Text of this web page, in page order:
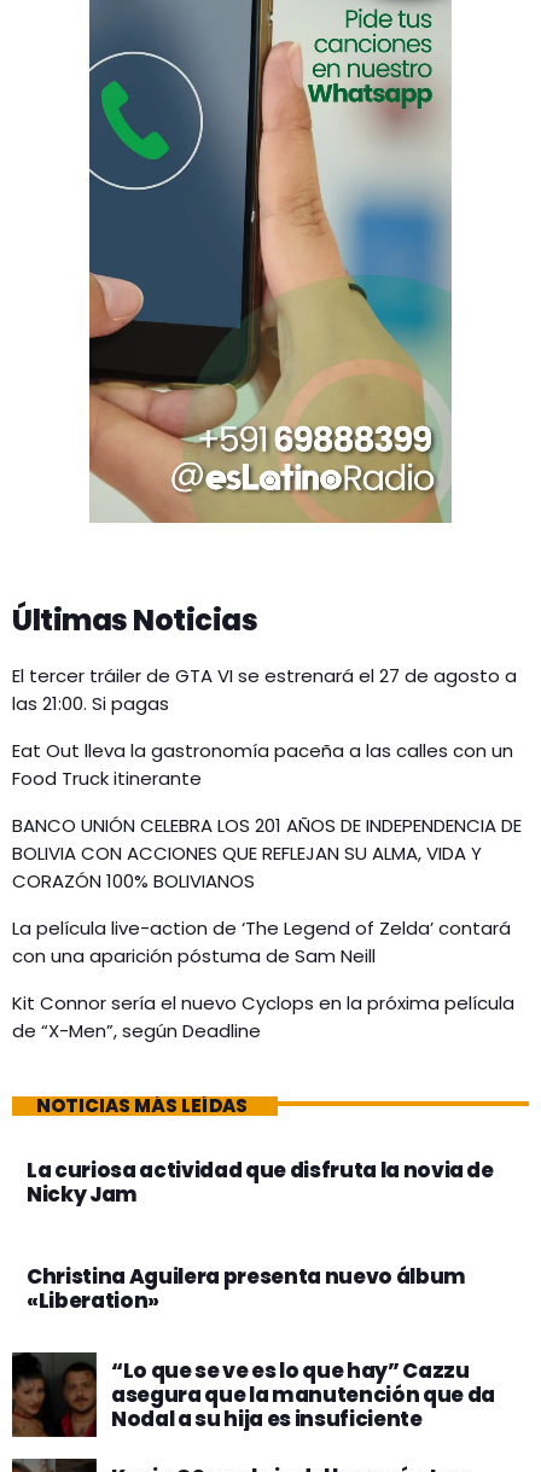
Últimas Noticias
El tercer tráiler de GTA VI se estrenará el 27 de agosto a
las 21:00. Si pagas
Eat Out lleva la gastronomía paceña a las calles con un
Food Truck itinerante
BANCO UNIÓN CELEBRA LOS 201 AÑOS DE INDEPENDENCIA DE
BOLIVIA CON ACCIONES QUE REFLEJAN SU ALMA, VIDA Y
CORAZÓN 100% BOLIVIANOS
La película live-action de ‘The Legend of Zelda’ contará
con una aparición póstuma de Sam Neill
Kit Connor sería el nuevo Cyclops en la próxima película
de “X-Men”, según Deadline
NOTICIAS MÁS LEÍDAS
La curiosa actividad que disfruta la novia de
Nicky Jam
Christina Aguilera presenta nuevo álbum
«Liberation»
“Lo que se ve es lo que hay” Cazzu
asegura que la manutención que da
Nodal a su hija es insuficiente